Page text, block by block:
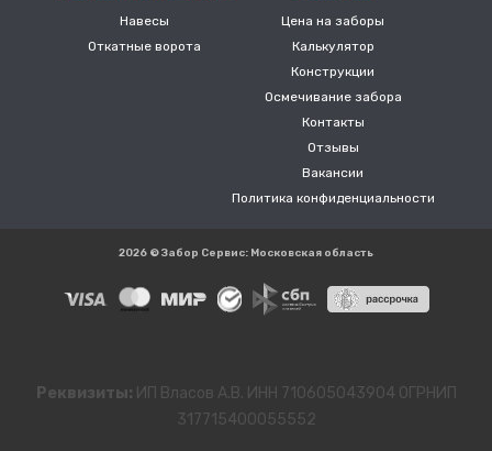
Навесы
Откатные ворота
Цена на заборы
Калькулятор
Конструкции
Осмечивание забора
Контакты
Отзывы
Вакансии
Политика конфиденциальности
2026 © Забор Сервис: Московская область
Реквизиты: ИП Власов А.В. ИНН 710605043904 ОГРНИП
317715400055552